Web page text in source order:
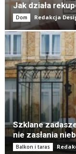
Jak działa
Dom Redakcja
Szklane
nie zasłania
Balkon i taras